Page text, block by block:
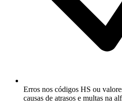
Erros nos códigos HS ou
causas de atrasos e multas na